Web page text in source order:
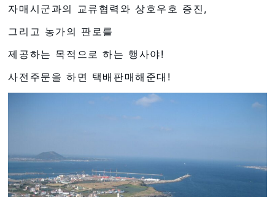
자매시군과의 교류협력와 상호우호 증진,
그리고 농가의 판로를
제공하는 목적으로 하는 행사야!
사전주문을 하면 택배판매해준대!